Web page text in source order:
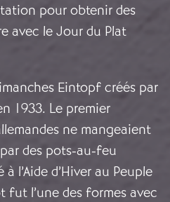
pour obtenir des
avec le Jour du Plat
Eintopf créés par
1933. Le premier
ne mangeaient
des pots-au-feu
l’Aide d’Hiver au Peuple
fut l’une des formes avec